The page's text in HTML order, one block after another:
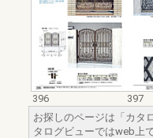
396
397
お探しのページは「カタ
タログビューではweb上